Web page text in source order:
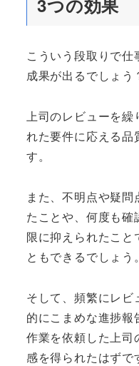
3つの効果
こういう段取りで
成果が出るでしょう
上司のレビューを繰
れた要件に応える
す。
また、不明点や疑
たことや、何度も
限に抑えられたこと
ともできるでしょう。
そして、頻繁にレ
的にこまめな進捗報
作業を依頼した上
感を得られたはずで